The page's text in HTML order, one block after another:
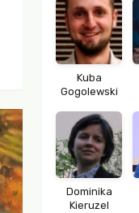
Kuba
Gogolewski
Dominika
Kieruzel